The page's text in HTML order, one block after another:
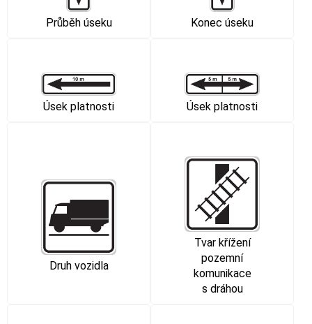
Průběh úseku Konec úseku
Úsek platnosti Úsek platnosti
Druh vozidla
Tvar křížení
pozemní
komunikace
s dráhou